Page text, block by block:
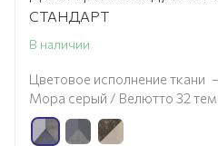
СТАНДАРТ
В наличии
Цветовое исполнение ткани
Мора серый / Велютто 32